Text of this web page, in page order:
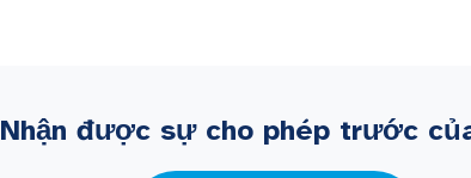
Nhận được sự cho phép trước